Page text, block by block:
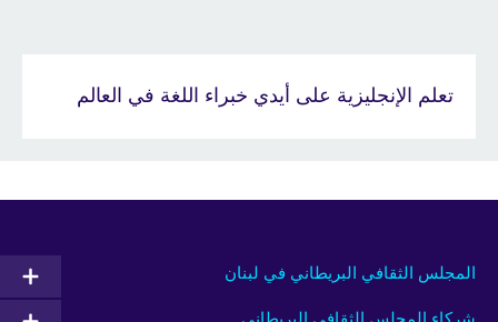
تعلم الإنجليزية على أيدي خبراء اللغة في العالم
المجلس الثقافي البريطاني في لبنان
شركاء المجلس الثقافي البريطاني